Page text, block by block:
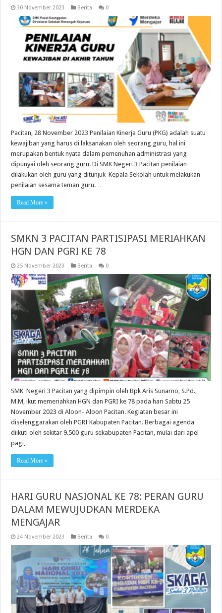
30 November 2023 Berita 0
Pacitan, 28 November 2023 Penilaian Kinerja Guru (PKG) adalah suatu
kewajiban yang harus di laksanakan oleh seorang guru, hal ini
merupakan bentuk nyata dalam pemenuhan administrasi yang
dipunyai oleh seorang guru. Di SMK Negeri 3 Pacitan penilaian
dilakukan oleh guru yang ditunjuk Kepala Sekolah untuk melakukan
penilaian sesama teman guru. …
Read More »
SMKN 3 PACITAN PARTISIPASI MERIAHKAN
HGN DAN PGRI KE 78
25 November 2023 Berita 0
SMK Negeri 3 Pacitan yang dipimpin oleh Bpk Aris Sunarno, S.Pd.,
M.M, ikut memeriahkan HGN dan PGRI ke 78 pada hari Sabtu 25
November 2023 di Aloon- Aloon Pacitan. Kegiatan besar ini
diselenggarakan oleh PGRI Kabupaten Pacitan. Berbagai agenda
diikuti oleh sekitar 9.500 guru sekabupaten Pacitan, mulai dari apel
pagi, …
Read More »
HARI GURU NASIONAL KE 78: PERAN GURU
DALAM MEWUJUDKAN MERDEKA
MENGAJAR
24 November 2023 Berita 0